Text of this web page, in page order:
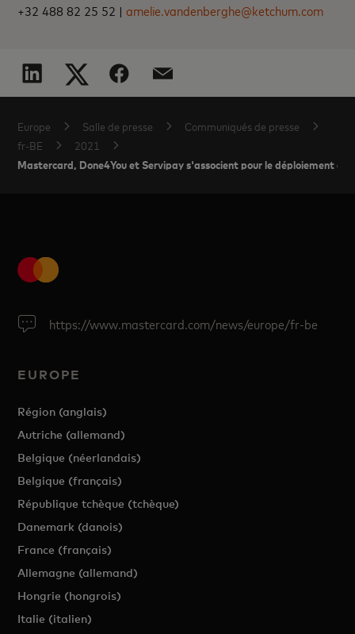
+32 488 82 25 52 |amelie.vandenberghe@ketchum.com
Europe Salle de presse
Communiqués de presse
fr-BE
2021
Mastercard, Done4You et Servipay s'associent pour le déploiement
https://www.mastercard.com/news/europe/fr-be
EUROPE
Région (anglais)
Autriche (allemand)
Belgique (néerlandais)
Belgique (français)
République tchèque (tchèque)
Danemark (danois)
France (français)
Allemagne (allemand)
Hongrie (hongrois)
Italie (italien)